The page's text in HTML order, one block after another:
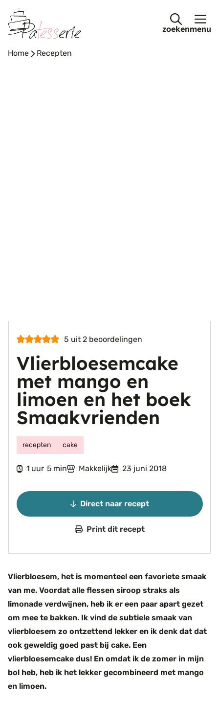
naar
de
menu
Home - Recepten
5 uit 2 beoordelingen
Vlierbloesemcake
met mango en
limoen en het boek
Smaakvrienden
recepten cake
1uur
uur 5minuten
min Makkelijk 23 juni 2018
Direct naar recept
Print dit recept
Vlierbloesem, het is momenteel een favoriete smaak
van me. Voordat alle flessen siroop straks als
limonade verdwijnen, heb ik er een paar apart gezet
om mee te bakken. Ik vind de subtiele smaak van
vlierbloesem zo ontzettend lekker en ik denk dat dat
ook geweldig goed past bij cake. Een
vlierbloesemcake dus! En omdat ik de zomer in mijn
bol heb, heb ik het lekker gecombineerd met mango
en limoen.